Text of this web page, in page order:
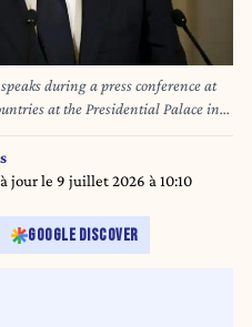
during a press conference at
at the Presidential Palace in
The topic of the summit is the
measures required to secure the
by Antti Aimo-Koivisto /
jour le 9 juillet 2026 à 10:10
GOOGLE DISCOVER